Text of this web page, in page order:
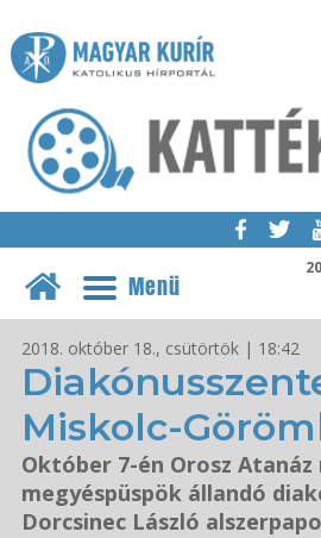
Menü
2018. október 18., csütörtök | 18:42
Miskolc-
Október 7-én Orosz Atanáz
megyéspüspök állandó
Dorcsinec László